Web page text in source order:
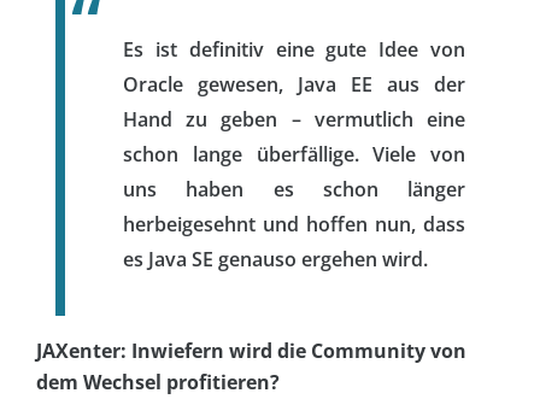
Es ist definitiv eine gute Idee von
Oracle gewesen, Java EE aus der
Hand zu geben – vermutlich eine
schon lange überfällige. Viele von
uns haben es schon länger
herbeigesehnt und hoffen nun, dass
es Java SE genauso ergehen wird.
JAXenter: Inwiefern wird die Community von
dem Wechsel profitieren?